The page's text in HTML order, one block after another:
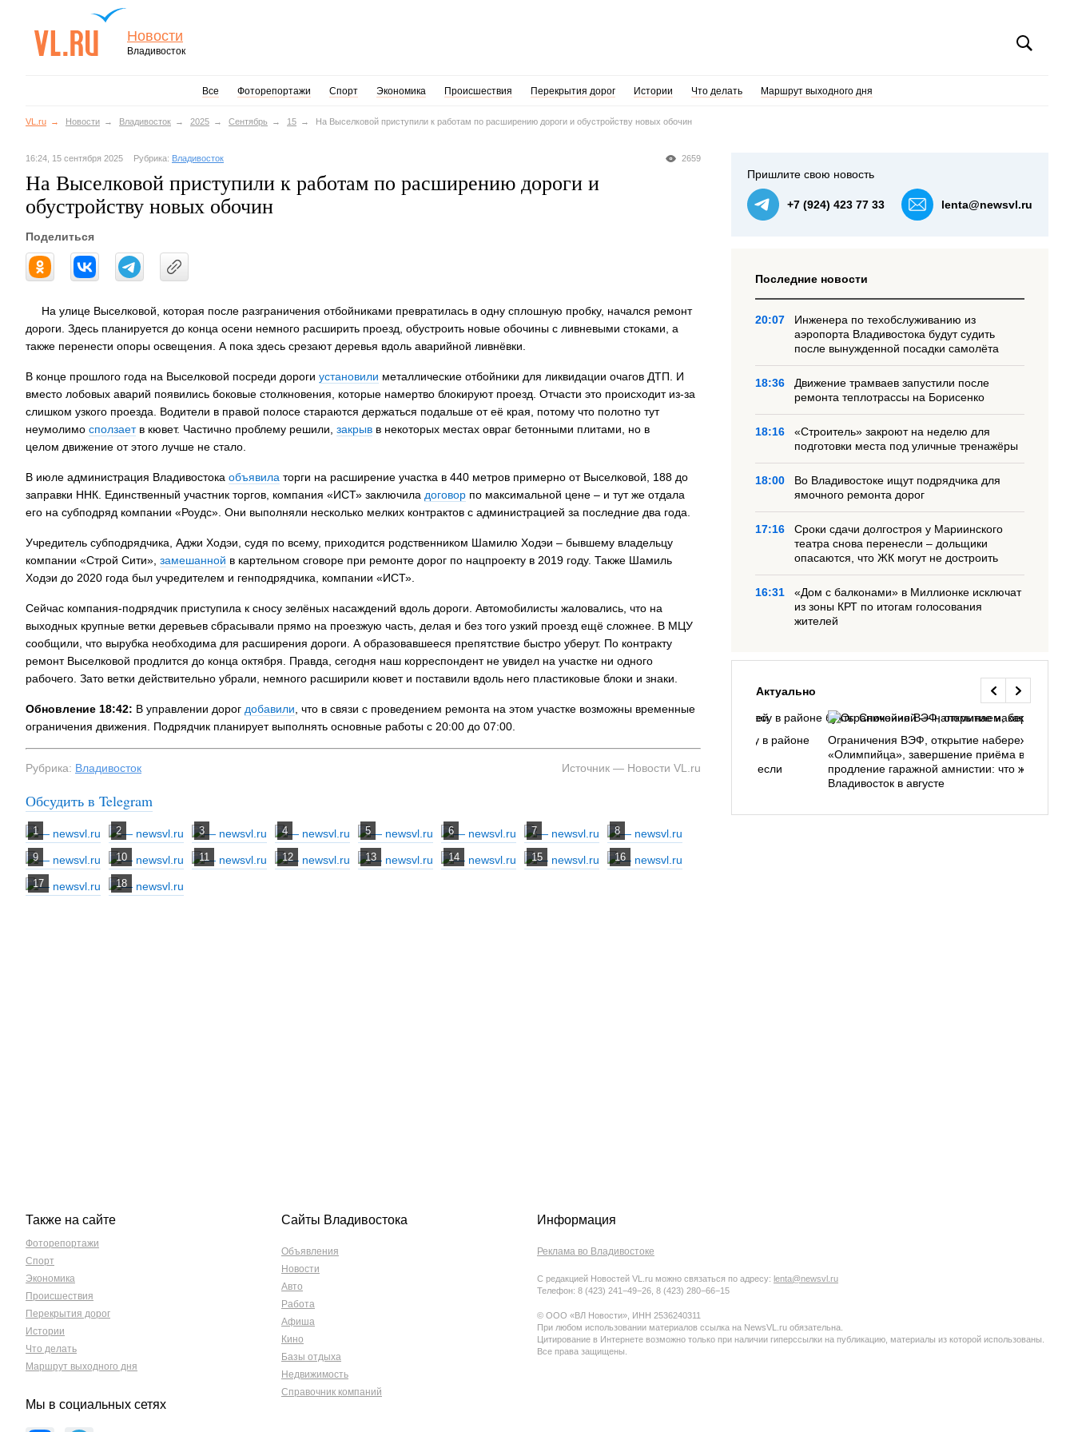
Новости
Владивосток
Все Фоторепортажи Спорт Экономика Происшествия Перекрытия дорог Истории Что делать Маршрут выходного дня
VL.ru Новости Владивосток 2025 Сентябрь 15 На Выселковой приступили к работам по расширению дороги и обустройству новых обочин
2659
16:24, 15 сентября 2025 Рубрика: Владивосток
На Выселковой приступили к работам по расширению дороги и
обустройству новых обочин
Поделиться
На улице Выселковой, которая после разграничения отбойниками превратилась в одну сплошную пробку, начался ремонт
дороги. Здесь планируется до конца осени немного расширить проезд, обустроить новые обочины с ливневыми стоками, а
также перенести опоры освещения. А пока здесь срезают деревья вдоль аварийной ливнёвки.
В конце прошлого года на Выселковой посреди дороги установили металлические отбойники для ликвидации очагов ДТП. И
вместо лобовых аварий появились боковые столкновения, которые намертво блокируют проезд. Отчасти это происходит из-за
слишком узкого проезда. Водители в правой полосе стараются держаться подальше от её края, потому что полотно тут
неумолимо сползаетв кювет. Частично проблему решили, закрыв в некоторых местах овраг бетонными плитами, но в
целом движение от этого лучше не стало.
В июле администрация Владивостока объявила торги на расширение участка в 440 метров примерно от Выселковой, 188 до
заправки ННК. Единственный участник торгов, компания «ИСТ» заключила договор по максимальной цене – и тут же отдала
его на субподряд компании «Роудс». Они выполняли несколько мелких контрактов с администрацией за последние два года.
Учредитель субподрядчика, Аджи Ходэи, судя по всему, приходится родственником Шамилю Ходэи – бывшему владельцу
компании «Строй Сити», замешанной в картельном сговоре при ремонте дорог по нацпроекту в 2019 году. Также Шамиль
Ходэи до 2020 года был учредителем и генподрядчика, компании «ИСТ».
Сейчас компания-подрядчик приступила к сносу зелёных насаждений вдоль дороги. Автомобилисты жаловались, что на
выходных крупные ветки деревьев сбрасывали прямо на проезжую часть, делая и без того узкий проезд ещё сложнее. В МЦУ
сообщили, что вырубка необходима для расширения дороги. А образовавшееся препятствие быстро уберут. По контракту
ремонт Выселковой продлится до конца октября. Правда, сегодня наш корреспондент не увидел на участке ни одного
рабочего. Зато ветки действительно убрали, немного расширили кювет и поставили вдоль него пластиковые блоки и знаки.
Обновление 18:42: В управлении дорог добавили , что в связи с проведением ремонта на этом участке возможны временные
ограничения движения. Подрядчик планирует выполнять основные работы с 20:00 до 07:00.
Рубрика: Владивосток Источник — Новости VL.ru
Обсудить в Telegram
Пришлите свою новость
+7 (924) 423 77 33 lenta@newsvl.ru
Последние новости
20:07
Инженера по техобслуживанию из
аэропорта Владивостока будут судить
после вынужденной посадки самолёта
18:36
Движение трамваев запустили после
ремонта теплотрассы на Борисенко
18:16
«Строитель» закроют на неделю для
подготовки места под уличные тренажёры
18:00
Во Владивостоке ищут подрядчика для
ямочного ремонта дорог
17:16
Сроки сдачи долгостроя у Мариинского
театра снова перенесли – дольщики
опасаются, что ЖК могут не достроить
16:31
«Дом с балконами» в Миллионке исключат
из зоны КРТ по итогам голосования
жителей
Актуально
Семья с ребёнком заблудилась в лесу в районе
подготовиться к походу, и что делать, если
Ограничения ВЭФ, открытие набережной у
«Олимпийца», завершение приёма в вузы,
продление гаражной амнистии: что ждёт
Владивосток в августе
Также на сайте
Фоторепортажи
Спорт
Экономика
Происшествия
Перекрытия дорог
Истории
Что делать
Маршрут выходного дня
Мы в социальных сетях
Сайты Владивостока
Объявления
Новости
Авто
Работа
Афиша
Кино
Базы отдыха
Недвижимость
Справочник компаний
Информация
Реклама во Владивостоке
С редакцией Новостей VL.ru можно связаться по адресу: lenta@newsvl.ru
Телефон: 8 (423) 241−49−26, 8 (423) 280−66−15
© ООО «ВЛ Новости», ИНН 2536240311
При любом использовании материалов ссылка на NewsVL.ru обязательна.
Цитирование в Интернете возможно только при наличии гиперссылки на публикацию, материалы из которой использованы.
Все права защищены.